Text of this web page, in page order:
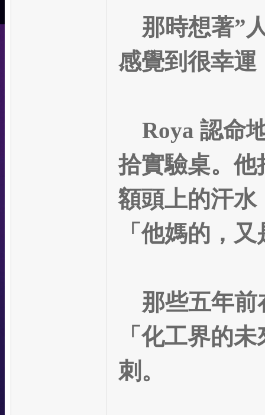
那時想著”
感覺到很幸
Roya 認命
拾實驗桌。他
額頭上的汗水
「他媽的，
那些五年前
「化工界的
刺。